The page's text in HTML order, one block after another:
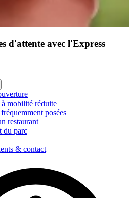
d'attente avec l'Express
à mobilité réduite
posées
restaurant
du parc
& contact